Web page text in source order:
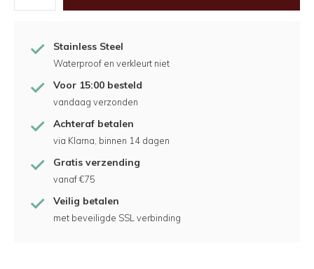
Stainless Steel
Waterproof en verkleurt niet
Voor 15:00 besteld
vandaag verzonden
Achteraf betalen
via Klarna, binnen 14 dagen
Gratis verzending
vanaf €75
Veilig betalen
met beveiligde SSL verbinding